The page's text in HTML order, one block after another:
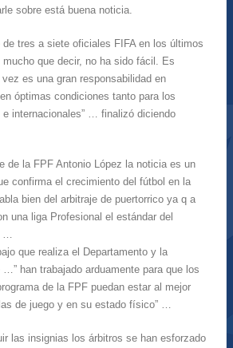
sobre está buena noticia.
de tres a siete oficiales FIFA en los últimos
que decir, no ha sido fácil. Es
es una gran responsabilidad en
óptimas condiciones tanto para los
internacionales” … finalizó diciendo
de la FPF Antonio López la noticia es un
confirma el crecimiento del fútbol en la
bien del arbitraje de puertorrico ya q a
una liga Profesional el estándar del
…
que realiza el Departamento y la
han trabajado arduamente para que los
de la FPF puedan estar al mejor
de juego y en su estado físico” …
las insignias los árbitros se han esforzado